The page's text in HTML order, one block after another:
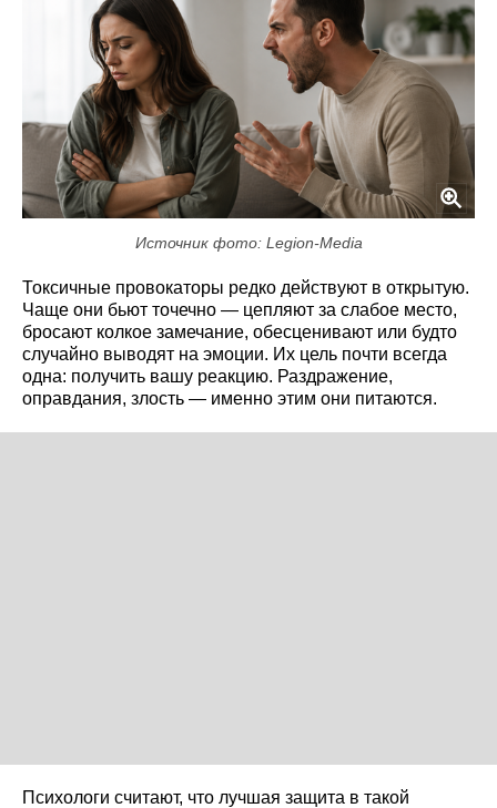
Источник фото: Legion-Media
Токсичные провокаторы редко действуют в открытую.
Чаще они бьют точечно — цепляют за слабое место,
бросают колкое замечание, обесценивают или будто
случайно выводят на эмоции. Их цель почти всегда
одна: получить вашу реакцию. Раздражение,
оправдания, злость — именно этим они питаются.
Психологи считают, что лучшая защита в такой